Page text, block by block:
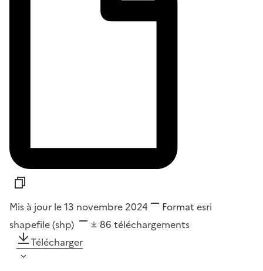
Mis à jour le 13 novembre 2024 Format esri
shapefile (shp)
86 téléchargements
Télécharger